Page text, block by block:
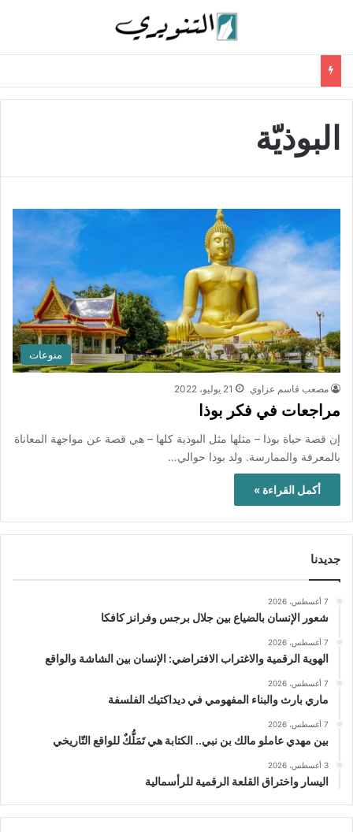
البوذيّة
منوعات
مصعب قاسم عزاوي 21 يوليو، 2022
مراجعات في فكر بوذا
إن قصة حياة بوذا – مثلها مثل البوذية كلها – هي قصة عن مواجهة المعاناة
بالمعرفة والممارسة. ولد بوذا حوالي…
أكمل القراءة »
جديدنا
7 أغسطس، 2026
شعور الإنسان بالضياع بين جلال برجس وفرانز كافكا
7 أغسطس، 2026
الهوية الرقمية والاغتراب الافتراضي: الإنسان بين الشاشة والواقع
7 أغسطس، 2026
ماري بارث والبناء المفهومي في ديداكتيك الفلسفة
7 أغسطس، 2026
بين مهدي عاملو مالك بن نبي.. الكتابة هي تَمَلُّكٌ للواقع التّاريخي
3 أغسطس، 2026
اليسار واختراق القلعة الرقمية للرأسمالية